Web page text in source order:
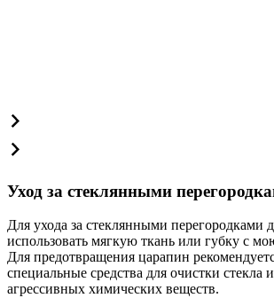
Уход за стеклянными
Для ухода за стеклянными перегородками
использовать мягкую ткань или губку с
Для предотвращения царапин
специальные средства для очистки стекла
агрессивных химических веществ.